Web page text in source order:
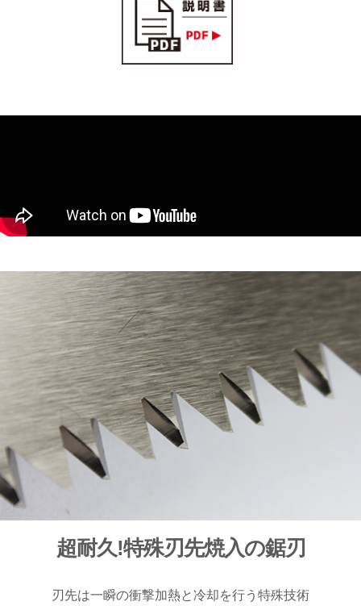
超耐久!特殊刃先焼入の鋸刃
刃先は一瞬の衝撃加熱と冷却を行う特殊技術